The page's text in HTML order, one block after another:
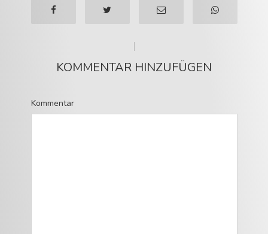
KOMMENTAR HINZUFÜGEN
Kommentar